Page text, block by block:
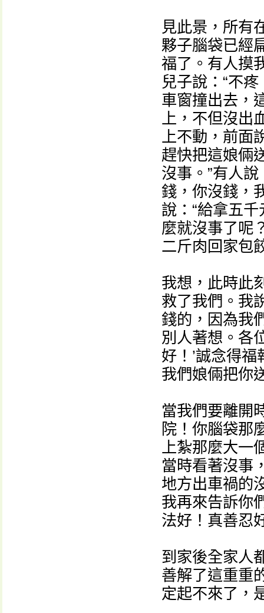
見此景，所有
夥子腦袋已經
福了。有人摸
兒子說：“不
車窗撞出去，
上，不但沒出
上不動，前面
趕快把這娘倆
沒事。”有人
錢，你沒錢，
說：“給拿五
麼就沒事了呢
二斤肉回家包
我想，此時此
救了我們。我
錢的，因為我
別人著想。各
好！’誠念得
我們娘倆把你
當我們要離開
院！你腦袋那
上紮那麼大一
當時看著沒事
地方出車禍的
我再來告訴你
法好！真善忍
到家後全家人
善解了這重重
定起不來了，